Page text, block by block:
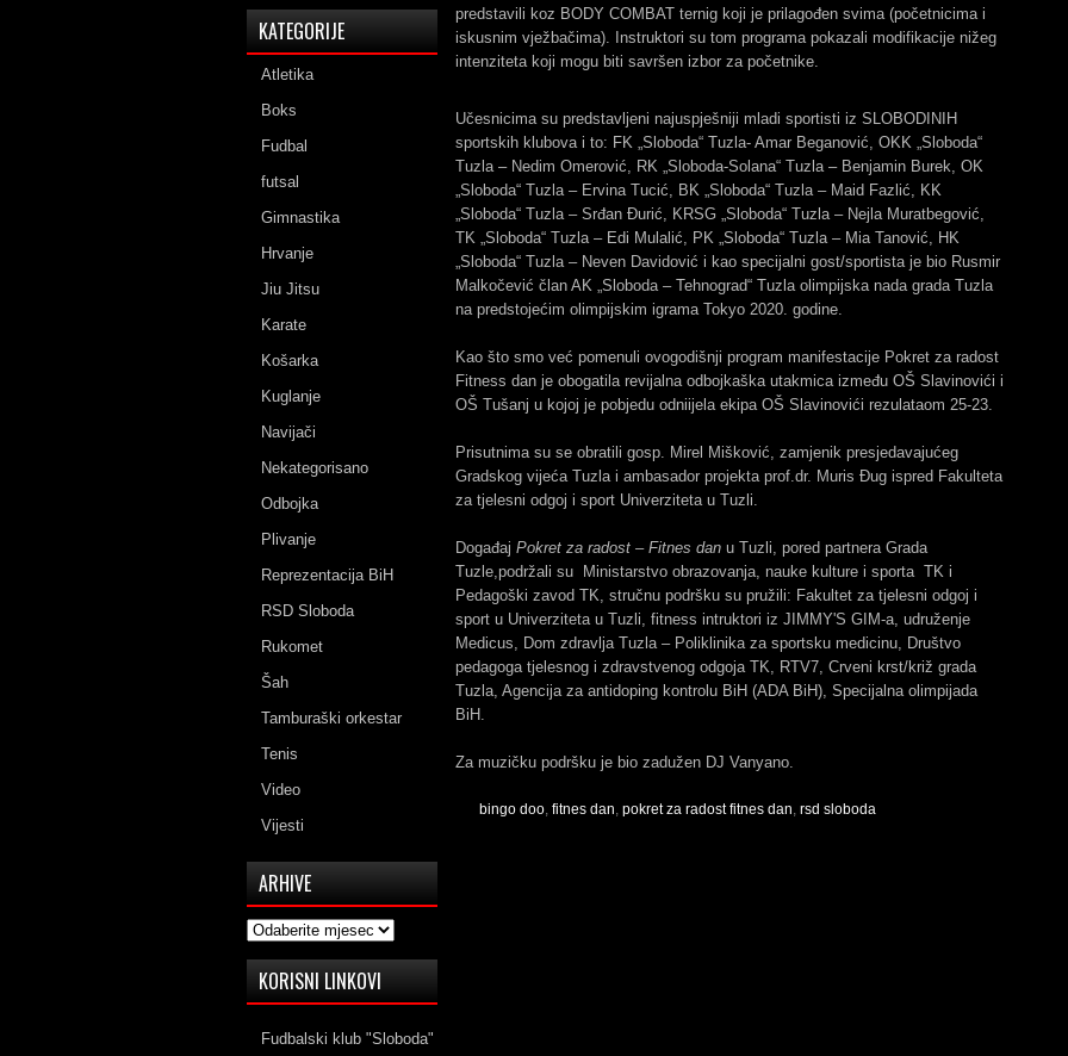
predstavili koz BODY COMBAT ternig koji je prilagođen svima (početnicima i
iskusnim vježbačima). Instruktori su tom programa pokazali modifikacije nižeg
intenziteta koji mogu biti savršen izbor za početnike.
Učesnicima su predstavljeni najuspješniji mladi sportisti iz SLOBODINIH
sportskih klubova i to: FK „Sloboda“ Tuzla- Amar Beganović, OKK „Sloboda“
Tuzla – Nedim Omerović, RK „Sloboda-Solana“ Tuzla – Benjamin Burek, OK
„Sloboda“ Tuzla – Ervina Tucić, BK „Sloboda“ Tuzla – Maid Fazlić, KK
„Sloboda“ Tuzla – Srđan Đurić, KRSG „Sloboda“ Tuzla – Nejla Muratbegović,
TK „Sloboda“ Tuzla – Edi Mulalić, PK „Sloboda“ Tuzla – Mia Tanović, HK
„Sloboda“ Tuzla – Neven Davidović i kao specijalni gost/sportista je bio Rusmir
Malkočević član AK „Sloboda – Tehnograd“ Tuzla olimpijska nada grada Tuzla
na predstojećim olimpijskim igrama Tokyo 2020. godine.
Kao što smo već pomenuli ovogodišnji program manifestacije Pokret za radost
Fitness dan je obogatila revijalna odbojkaška utakmica između OŠ Slavinovići i
OŠ Tušanj u kojoj je pobjedu odniijela ekipa OŠ Slavinovići rezulataom 25-23.
Prisutnima su se obratili gosp. Mirel Mišković, zamjenik presjedavajućeg
Gradskog vijeća Tuzla i ambasador projekta prof.dr. Muris Đug ispred Fakulteta
za tjelesni odgoj i sport Univerziteta u Tuzli.
Događaj Pokret za radost – Fitnes dan u Tuzli, pored partnera Grada
Tuzle,podržali su Ministarstvo obrazovanja, nauke kulture i sporta TK i
Pedagoški zavod TK, stručnu podršku su pružili: Fakultet za tjelesni odgoj i
sport u Univerziteta u Tuzli, fitness intruktori iz JIMMY'S GIM-a, udruženje
Medicus, Dom zdravlja Tuzla – Poliklinika za sportsku medicinu, Društvo
pedagoga tjelesnog i zdravstvenog odgoja TK, RTV7, Crveni krst/križ grada
Tuzla, Agencija za antidoping kontrolu BiH (ADA BiH), Specijalna olimpijada
BiH.
Za muzičku podršku je bio zadužen DJ Vanyano.
bingo doo, fitnes dan, pokret za radost fitnes dan, rsd sloboda
KATEGORIJE
Atletika
Boks
Fudbal
futsal
Gimnastika
Hrvanje
Jiu Jitsu
Karate
Košarka
Kuglanje
Navijači
Nekategorisano
Odbojka
Plivanje
Reprezentacija BiH
RSD Sloboda
Rukomet
Šah
Tamburaški orkestar
Tenis
Video
Vijesti
ARHIVE
Arhive
KORISNI LINKOVI
Fudbalski klub "Sloboda"